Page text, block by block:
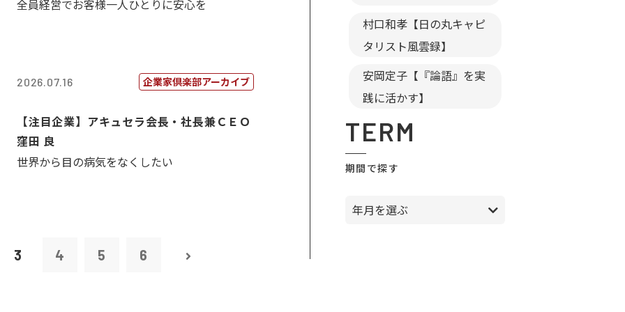
全員経営でお客様一人ひとりに安心を
2026.07.16 企業家倶楽部アーカイブ
【注目企業】アキュセラ会長・社長兼ＣＥＯ
窪田 良
世界から目の病気をなくしたい
3 4 5 6
村口和孝【日の丸キャピ
タリスト風雲録】
安岡定子【『論語』を実
践に活かす】
TERM
期間で探す
年月を選ぶ